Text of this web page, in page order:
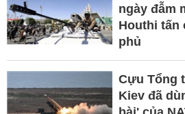
ngày đẫm
Houthi tấn
phủ
Cựu Tổng
Kiev đã